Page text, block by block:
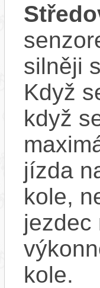
silněji
Když
když
jízda
kole,
jezdec
kole.